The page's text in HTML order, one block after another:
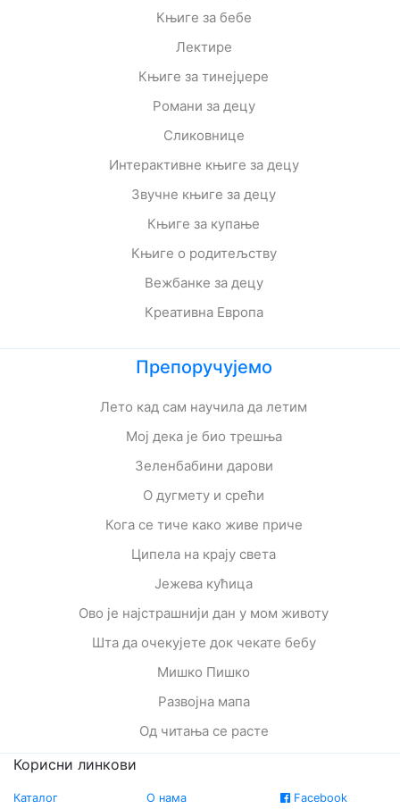
Књиге за бебе
Лектире
Књиге за тинејџере
Романи за децу
Сликовнице
Интерактивне књиге за децу
Звучне књиге за децу
Књиге за купање
Књиге о родитељству
Вежбанке за децу
Креативна Европа
Препоручујемо
Лето кад сам научила да летим
Мој дека је био трешња
Зеленбабини дарови
О дугмету и срећи
Кога се тиче како живе приче
Ципела на крају света
Јежева кућица
Ово је најстрашнији дан у мом животу
Шта да очекујете док чекате бебу
Мишко Пишко
Развојна мапа
Од читања се расте
Корисни линкови
Каталог
О нама
Facebook